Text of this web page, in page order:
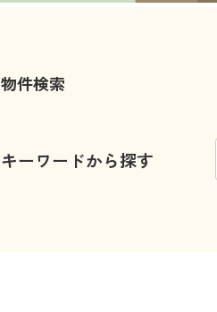
物件検索
キーワードから探す